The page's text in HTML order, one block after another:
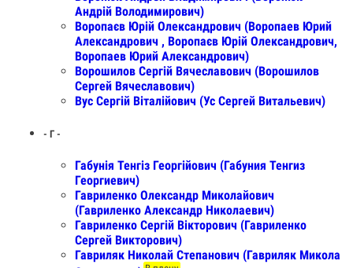
Андрій Володимирович)
Воропаєв Юрій Олександрович (Воропаев Юрий
Александрович , Воропаєв Юрій Олександрович,
Воропаев Юрий Александрович)
Ворошилов Сергій Вячеславович (Ворошилов
Сергей Вячеславович)
Вус Сергій Віталійович (Ус Сергей Витальевич)
- Г -
Габунія Тенгіз Георгійович (Габуния Тенгиз
Георгиевич)
Гавриленко Олександр Миколайович
(Гавриленко Александр Николаевич)
Гавриленко Сергій Вікторович (Гавриленко
Сергей Викторович)
Гавриляк Николай Степанович (Гавриляк Микола